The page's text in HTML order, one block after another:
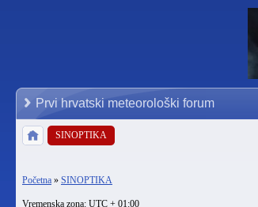
Prvi hrvatski meteorološki forum
SINOPTIKA
Početna » SINOPTIKA
Vremenska zona: UTC + 01:00